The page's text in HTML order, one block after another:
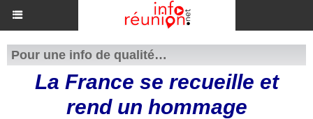
Pour une info de qualité…
La France se recueille et
rend un hommage